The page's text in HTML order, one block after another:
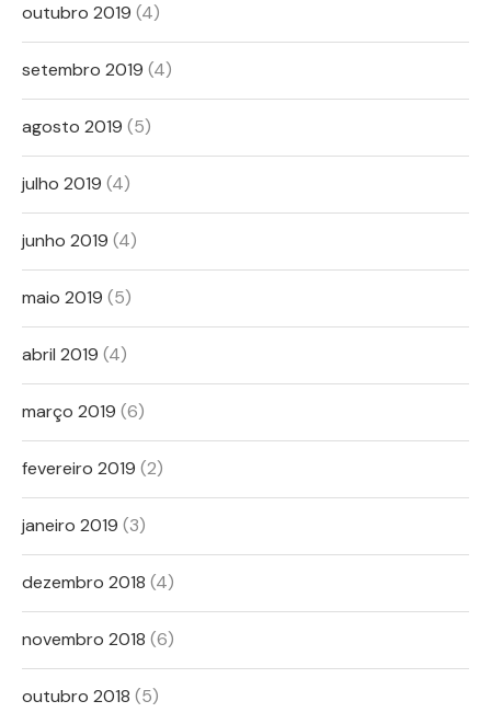
outubro 2019 (4)
setembro 2019 (4)
agosto 2019 (5)
julho 2019 (4)
junho 2019 (4)
maio 2019 (5)
abril 2019 (4)
março 2019 (6)
fevereiro 2019 (2)
janeiro 2019 (3)
dezembro 2018 (4)
novembro 2018 (6)
outubro 2018 (5)